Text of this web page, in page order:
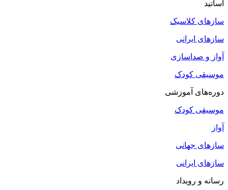
اساتید
سازهای کلاسیک
سازهای ایرانی
آواز و صداسازی
موسیقی کودک
دوره‌های آموزشی
موسیقی کودک
آواز
سازهای جهانی
سازهای ایرانی
رسانه و رویداد